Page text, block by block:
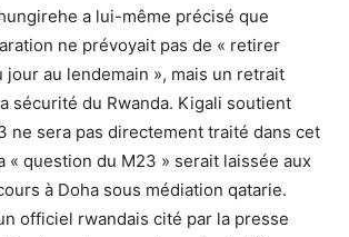
a lui-même précisé que
ne prévoyait pas de « retirer
jour au lendemain », mais un retrait
sécurité du Rwanda. Kigali soutient
ne sera pas directement traité dans cet
« question du M23 » serait laissée aux
à Doha sous médiation qatarie.
officiel rwandais cité par la presse